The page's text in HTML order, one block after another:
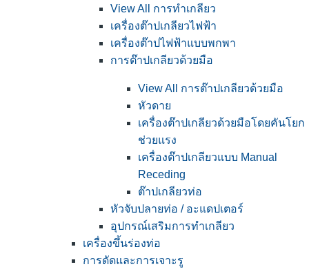
View All การทำเกลียว
เครื่องต๊าปเกลียวไฟฟ้า
เครื่องต๊าปไฟฟ้าแบบพกพา
การต๊าปเกลียวด้วยมือ
View All การต๊าปเกลียวด้วยมือ
หัวดาย
เครื่องต๊าปเกลียวด้วยมือโดยคันโยก
ช่วยแรง
เครื่องต๊าปเกลียวแบบ Manual
Receding
ต๊าปเกลียวท่อ
หัวจับปลายท่อ / อะแดปเตอร์
อุปกรณ์เสริมการทำเกลียว
เครื่องขึ้นร่องท่อ
การดัดและการเจาะรู